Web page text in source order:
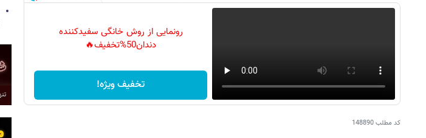
رونمایی از روش خانگی سفیدکننده
دندان50%تخفیف🔥
تخفیف ویژه!
کد مطلب148890